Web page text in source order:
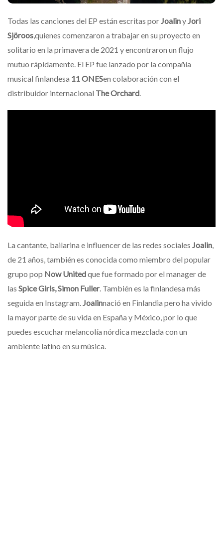
Todas las canciones del EP están escritas porJoalinyJori
Sjöroos,quienes comenzaron a trabajar en su proyecto en
solitario en la primavera de 2021 y encontraron un flujo
mutuo rápidamente. El EP fue lanzado por la compañía
musical finlandesa 11 ONESen colaboración con el
distribuidor internacional The Orchard.
La cantante, bailarina e influencer de las redes sociales Joalin
de 21 años, también es conocida como miembro del popular
grupo pop Now Unitedque fue formado por el manager de
las Spice Girls, Simon Fuller. También es la finlandesa más
seguida en Instagram. Joalinnació en Finlandia pero ha vivido
la mayor parte de su vida en España y México, por lo que
puedes escuchar melancolía nórdica mezclada con un
ambiente latino en su música.